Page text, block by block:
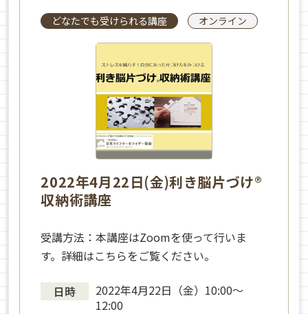
どなたでも受けられる講座 オンライン
2022年4月22日(金)利き脳片づけ®
収納術講座
受講方法：本講座はZoomを使って行いま
す。詳細はこちらをご覧ください。
日時
2022年4月22日（金）10:00〜
12:00